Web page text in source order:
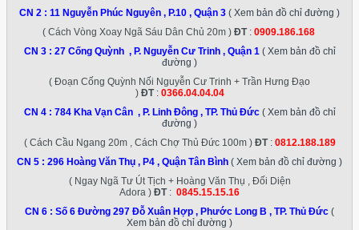
CN 2 : 11 Nguyễn Phúc Nguyên , P.10 , Quận 3 ( Xem bản đồ chỉ đường )
( Cách Vòng Xoay Ngã Sáu Dân Chủ 20m ) ĐT: 0909.186.168
CN 3 : 27 Cống Quỳnh , P. Nguyễn Cư Trinh , Quận 1 ( Xem bản đồ chỉ
đường )
( Đoạn Cống Quỳnh Nối Nguyễn Cư Trinh + Trần Hưng Đạo
) ĐT: 0366.04.04.04
CN 4 : 784 Kha Vạn Cân , P. Linh Đông , TP. Thủ Đức( Xem bản đồ chỉ
đường )
( Cách Cầu Ngang 20m , Cách Chợ Thủ Đức 100m ) ĐT: 0812.188.189
CN 5 : 296 Hoàng Văn Thụ , P4 , Quận Tân Bình ( Xem bản đồ chỉ đường )
( Ngay Ngã Tư Út Tịch + Hoàng Văn Thụ , Đối Diện
Adora ) ĐT: 0845.15.15.16
CN 6 : Số 6 Đường 297 Đỗ Xuân Hợp , Phước Long B , TP. Thủ Đức (
Xem bản đồ chỉ đường )